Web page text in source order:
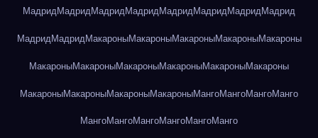
МадридМадридМадридМадридМадридМадридМадридМадрид
Мадрид Мадрид МакароныМакароныМакароныМакароныМакароны
МакароныМакароныМакароныМакароныМакароныМакароны
МакароныМакароныМакароныМакароныМангоМангоМангоМанго
МангоМангоМангоМангоМангоМанго